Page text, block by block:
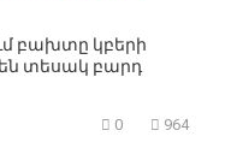
բախտը կբերի
տեսակ բարդ
0 964